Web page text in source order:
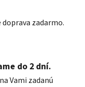
doprava zadarmo.
do 2 dní.
Vami zadanú